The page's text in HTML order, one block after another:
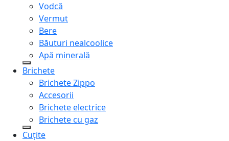
Vodcă
Vermut
Bere
Băuturi nealcoolice
Apă minerală
Brichete
Brichete Zippo
Accesorii
Brichete electrice
Brichete cu gaz
Cuțite